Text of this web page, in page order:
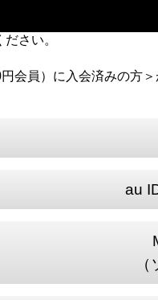
さい。
会員）に入会済みの方
au